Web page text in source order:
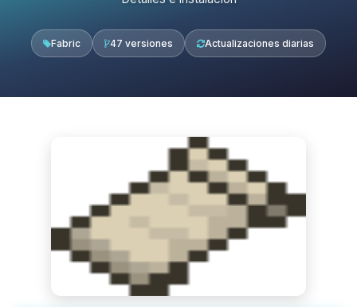
Fabric 47 versiones Actualizaciones diarias